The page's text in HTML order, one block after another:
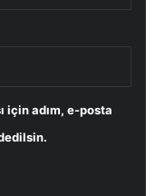
için adım, e-posta